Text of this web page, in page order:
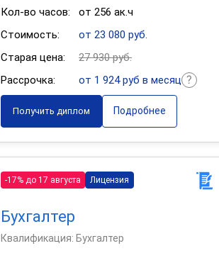
Кол-во часов:
от 256 ак.ч
Стоимость:
от 23 080 руб.
Старая цена:
27 930 руб.
Рассрочка:
от 1 924 руб в месяц
Получить диплом Подробнее
-17% до 17 августа Лицензия
Бухгалтер
Квалификация: Бухгалтер